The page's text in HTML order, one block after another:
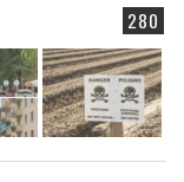
280